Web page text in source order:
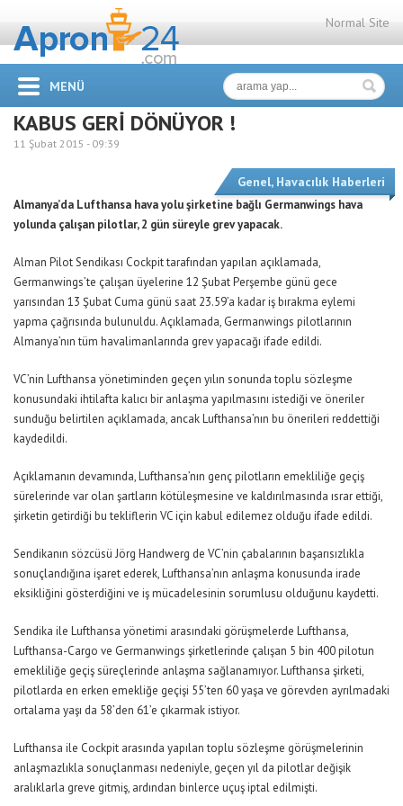
Normal Site
MENÜ
KABUS GERİ DÖNÜYOR !
11 Şubat 2015 - 09:39
Genel, Havacılık Haberleri
Almanya’da Lufthansa hava yolu şirketine bağlı Germanwings hava
yolunda çalışan pilotlar, 2 gün süreyle grev yapacak.
Alman Pilot Sendikası Cockpit tarafından yapılan açıklamada,
Germanwings’te çalışan üyelerine 12 Şubat Perşembe günü gece
yarısından 13 Şubat Cuma günü saat 23.59’a kadar iş bırakma eylemi
yapma çağrısında bulunuldu. Açıklamada, Germanwings pilotlarının
Almanya’nın tüm havalimanlarında grev yapacağı ifade edildi.
VC’nin Lufthansa yönetiminden geçen yılın sonunda toplu sözleşme
konusundaki ihtilafta kalıcı bir anlaşma yapılmasını istediği ve öneriler
sunduğu belirtilen açıklamada, ancak Lufthansa’nın bu önerileri reddettiği
kaydedildi.
Açıklamanın devamında, Lufthansa’nın genç pilotların emekliliğe geçiş
sürelerinde var olan şartların kötüleşmesine ve kaldırılmasında ısrar ettiği,
şirketin getirdiği bu tekliflerin VC için kabul edilemez olduğu ifade edildi.
Sendikanın sözcüsü Jörg Handwerg de VC’nin çabalarının başarısızlıkla
sonuçlandığına işaret ederek, Lufthansa’nın anlaşma konusunda irade
eksikliğini gösterdiğini ve iş mücadelesinin sorumlusu olduğunu kaydetti.
Sendika ile Lufthansa yönetimi arasındaki görüşmelerde Lufthansa,
Lufthansa-Cargo ve Germanwings şirketlerinde çalışan 5 bin 400 pilotun
emekliliğe geçiş süreçlerinde anlaşma sağlanamıyor. Lufthansa şirketi,
pilotlarda en erken emekliğe geçişi 55’ten 60 yaşa ve görevden ayrılmadaki
ortalama yaşı da 58’den 61’e çıkarmak istiyor.
Lufthansa ile Cockpit arasında yapılan toplu sözleşme görüşmelerinin
anlaşmazlıkla sonuçlanması nedeniyle, geçen yıl da pilotlar değişik
aralıklarla greve gitmiş, ardından binlerce uçuş iptal edilmişti.